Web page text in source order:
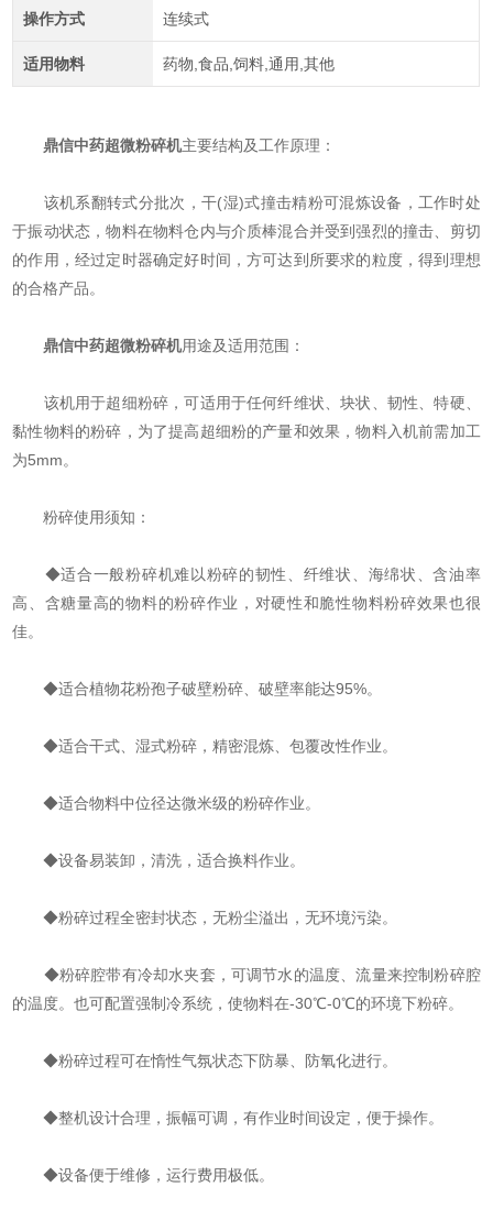
操作方式 连续式
适用物料 药物,食品,饲料,通用,其他
鼎信中药超微粉碎机主要结构及工作原理：
该机系翻转式分批次，干(湿)式撞击精粉可混炼设备，工作时处
于振动状态，物料在物料仓内与介质棒混合并受到强烈的撞击、剪切
的作用，经过定时器确定好时间，方可达到所要求的粒度，得到理想
的合格产品。
鼎信中药超微粉碎机用途及适用范围：
该机用于超细粉碎，可适用于任何纤维状、块状、韧性、特硬、
黏性物料的粉碎，为了提高超细粉的产量和效果，物料入机前需加工
为5mm。
粉碎使用须知：
◆适合一般粉碎机难以粉碎的韧性、纤维状、海绵状、含油率
高、含糖量高的物料的粉碎作业，对硬性和脆性物料粉碎效果也很
佳。
◆适合植物花粉孢子破壁粉碎、破壁率能达95%。
◆适合干式、湿式粉碎，精密混炼、包覆改性作业。
◆适合物料中位径达微米级的粉碎作业。
◆设备易装卸，清洗，适合换料作业。
◆粉碎过程全密封状态，无粉尘溢出，无环境污染。
◆粉碎腔带有冷却水夹套，可调节水的温度、流量来控制粉碎腔
的温度。也可配置强制冷系统，使物料在-30℃-0℃的环境下粉碎。
◆粉碎过程可在惰性气氛状态下防暴、防氧化进行。
◆整机设计合理，振幅可调，有作业时间设定，便于操作。
◆设备便于维修，运行费用极低。